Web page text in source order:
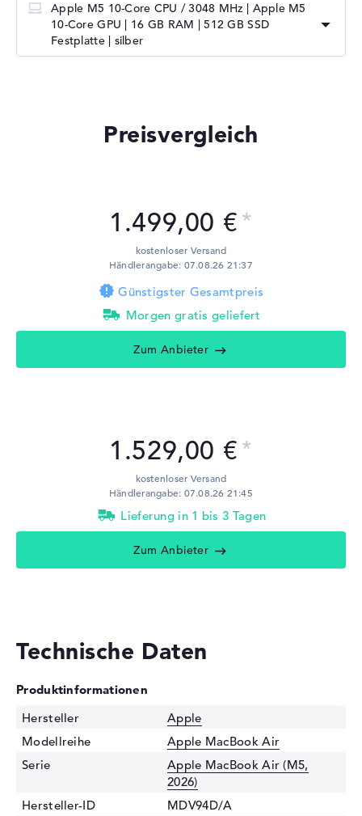
Apple M5 10-Core CPU / 3048 MHz | Apple M5
10-Core GPU | 16 GB RAM | 512 GB SSD
Festplatte | silber
Preisvergleich
1.499,00 €
kostenloser Versand
Händlerangabe: 07.08.26 21:37
Günstigster Gesamtpreis
Morgen gratis geliefert
Zum Anbieter
1.529,00 €
kostenloser Versand
Händlerangabe: 07.08.26 21:45
Lieferung in 1 bis 3 Tagen
Zum Anbieter
Technische Daten
Produktinformationen
Hersteller
Apple
Modellreihe
Apple MacBook Air
Serie
Apple MacBook Air (M5,
2026)
Hersteller-ID
MDV94D/A